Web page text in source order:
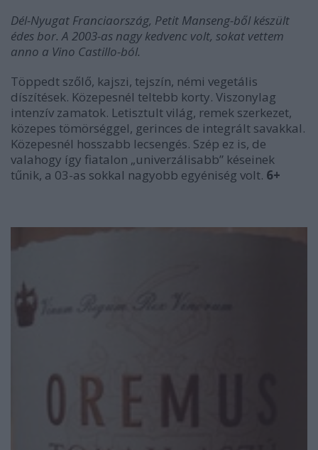
Dél-Nyugat Franciaország, Petit Manseng-ből készült
édes bor. A 2003-as nagy kedvenc volt, sokat vettem
anno a Vino Castillo-ból.
Töppedt szőlő, kajszi, tejszín, némi vegetális
díszítések. Közepesnél teltebb korty. Viszonylag
intenzív zamatok. Letisztult világ, remek szerkezet,
közepes tömörséggel, gerinces de integrált savakkal.
Közepesnél hosszabb lecsengés. Szép ez is, de
valahogy így fiatalon „univerzálisabb” késeinek
tűnik, a 03-as sokkal nagyobb egyéniség volt. 6+